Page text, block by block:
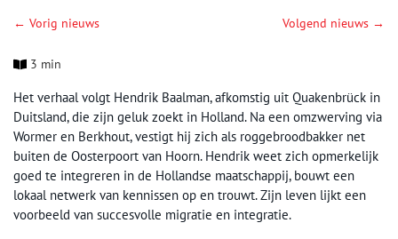
← Vorig nieuws Volgend nieuws →
3 min
Het verhaal volgt Hendrik Baalman, afkomstig uit Quakenbrück in
Duitsland, die zijn geluk zoekt in Holland. Na een omzwerving via
Wormer en Berkhout, vestigt hij zich als roggebroodbakker net
buiten de Oosterpoort van Hoorn. Hendrik weet zich opmerkelijk
goed te integreren in de Hollandse maatschappij, bouwt een
lokaal netwerk van kennissen op en trouwt. Zijn leven lijkt een
voorbeeld van succesvolle migratie en integratie.